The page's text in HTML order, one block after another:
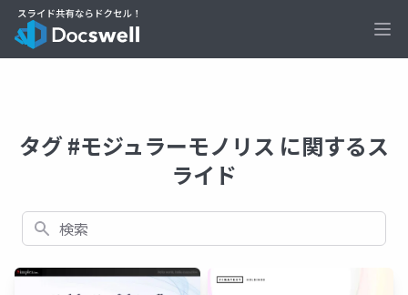
タグ #モジュラーモノリス に関するス
ライド
検索